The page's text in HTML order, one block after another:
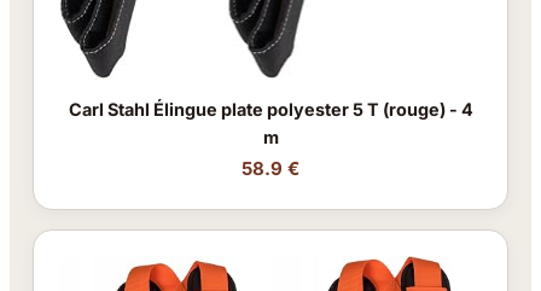
Carl Stahl Élingue plate polyester 5 T (rouge) - 4
m
58.9 €